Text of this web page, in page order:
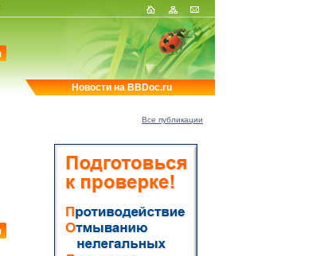
Новости на BBDoc.ru
Все публикации